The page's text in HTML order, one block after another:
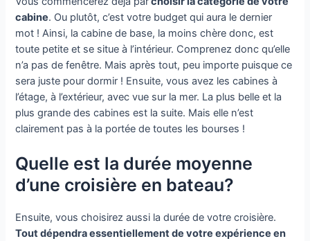
cabine. Ou plutôt, c’est votre budget qui aura le dernier
mot ! Ainsi, la cabine de base, la moins chère donc, est
toute petite et se situe à l’intérieur. Comprenez donc qu’elle
n’a pas de fenêtre. Mais après tout, peu importe puisque ce
sera juste pour dormir ! Ensuite, vous avez les cabines à
l’étage, à l’extérieur, avec vue sur la mer. La plus belle et la
plus grande des cabines est la suite. Mais elle n’est
clairement pas à la portée de toutes les bourses !
Quelle est la durée moyenne
d’une croisière en bateau?
Ensuite, vous choisirez aussi la durée de votre croisière.
Tout dépendra essentiellement de votre expérience en